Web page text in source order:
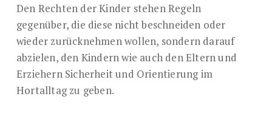
Den Rechten der Kinder stehen Regeln
gegenüber, die diese nicht beschneiden oder
wieder zurücknehmen wollen, sondern darauf
abzielen, den Kindern wie auch den Eltern und
Erziehern Sicherheit und Orientierung im
Hortalltag zu geben.